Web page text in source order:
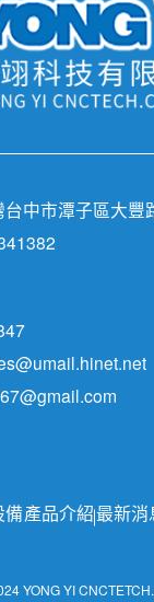
中市潭子區大豐
備產品介紹最新消
YONG YI